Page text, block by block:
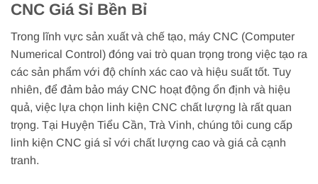
CNC Giá Sỉ Bền Bỉ
Trong lĩnh vực sản xuất và chế tạo, máy CNC (Computer
Numerical Control) đóng vai trò quan trọng trong việc tạo ra
các sản phẩm với độ chính xác cao và hiệu suất tốt. Tuy
nhiên, để đảm bảo máy CNC hoạt động ổn định và hiệu
quả, việc lựa chọn linh kiện CNC chất lượng là rất quan
trọng. Tại Huyện Tiểu Cần, Trà Vinh, chúng tôi cung cấp
linh kiện CNC giá sỉ với chất lượng cao và giá cả cạnh
tranh.